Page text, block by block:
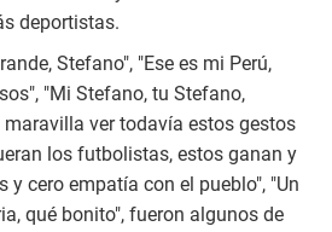
deportistas.
Stefano", "Ese es mi Perú,
"Mi Stefano, tu Stefano,
maravilla ver todavía estos gestos
los futbolistas, estos ganan y
y cero empatía con el pueblo", "Un
qué bonito", fueron algunos de